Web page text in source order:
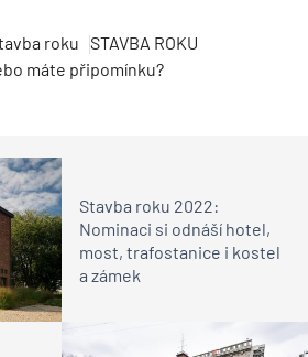
roku STAVBA ROKU
máte připomínku?
Stavba roku 2022:
Nominaci si odnáší hotel,
most, trafostanice i kostel
a zámek